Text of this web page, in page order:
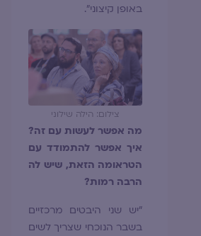
באופן קיצוני".
צילום: הילה שילוני
מה אפשר לעשות עם זה?
איך אפשר להתמודד עם
הטראומה הזאת, שיש לה
הרבה רמות?
"יש שני היבטים מרכזיים
בשבר הנוכחי שצריך לשים